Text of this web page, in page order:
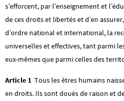
s’efforcent, par l’enseignement et
de ces droits et libertés et d’en
d’ordre national et international, la
universelles et effectives, tant parmi
eux-mêmes que parmi celles des
Article 1 Tous les êtres humains
en droits. Ils sont doués de raison et